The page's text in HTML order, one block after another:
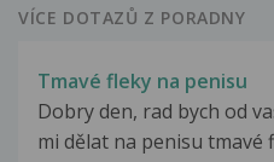
VÍCE DOTAZŮ Z PORADNY
Tmavé fleky na penisu
Dobry den, rad bych od
mi dělat na penisu tmavé